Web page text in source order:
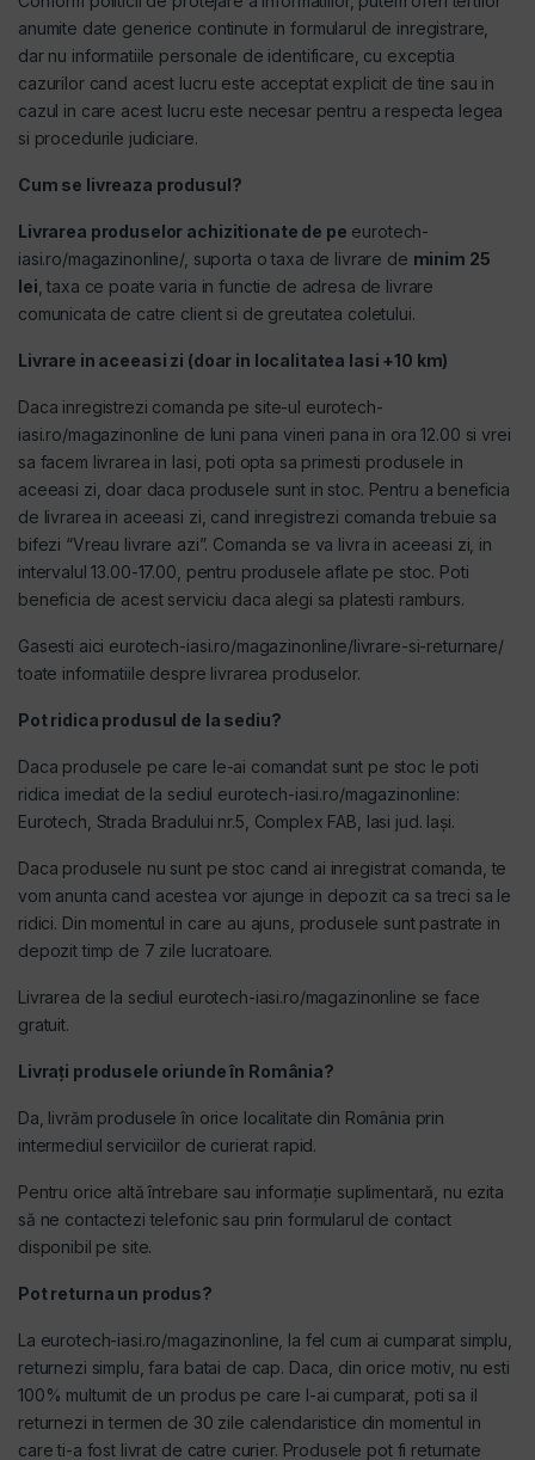
anumite date generice continute in formularul de inregistrare,
dar nu informatiile personale de identificare, cu exceptia
cazurilor cand acest lucru este acceptat explicit de tine sau in
cazul in care acest lucru este necesar pentru a respecta legea
si procedurile judiciare.
Cum se livreaza produsul?
Livrarea produselor achizitionate de pe eurotech-
iasi.ro/magazinonline/, suporta o taxa de livrare de minim 25
lei , taxa ce poate varia in functie de adresa de livrare
comunicata de catre client si de greutatea coletului.
Livrare in aceeasi zi (doar in localitatea Iasi +10 km)
Daca inregistrezi comanda pe site-ul eurotech-
iasi.ro/magazinonline de luni pana vineri pana in ora 12.00 si vrei
sa facem livrarea in Iasi, poti opta sa primesti produsele in
aceeasi zi, doar daca produsele sunt in stoc. Pentru a beneficia
de livrarea in aceeasi zi, cand inregistrezi comanda trebuie sa
bifezi “Vreau livrare azi”. Comanda se va livra in aceeasi zi, in
intervalul 13.00-17.00, pentru produsele aflate pe stoc. Poti
beneficia de acest serviciu daca alegi sa platesti ramburs.
Gasesti aici eurotech-iasi.ro/magazinonline/livrare-si-returnare/
toate informatiile despre livrarea produselor.
Pot ridica produsul de la sediu?
Daca produsele pe care le-ai comandat sunt pe stoc le poti
ridica imediat de la sediul eurotech-iasi.ro/magazinonline:
Eurotech, Strada Bradului nr.5, Complex FAB, Iasi jud. Iași.
Daca produsele nu sunt pe stoc cand ai inregistrat comanda, te
vom anunta cand acestea vor ajunge in depozit ca sa treci sa le
ridici. Din momentul in care au ajuns, produsele sunt pastrate in
depozit timp de 7 zile lucratoare.
Livrarea de la sediul eurotech-iasi.ro/magazinonline se face
gratuit.
Livrați produsele oriunde în România?
Da, livrăm produsele în orice localitate din România prin
intermediul serviciilor de curierat rapid.
Pentru orice altă întrebare sau informație suplimentară, nu ezita
să ne contactezi telefonic sau prin formularul de contact
disponibil pe site.
Pot returna un produs?
La eurotech-iasi.ro/magazinonline, la fel cum ai cumparat simplu,
returnezi simplu, fara batai de cap. Daca, din orice motiv, nu esti
100% multumit de un produs pe care l-ai cumparat, poti sa il
returnezi in termen de 30 zile calendaristice din momentul in
care ti-a fost livrat de catre curier. Produsele pot fi returnate